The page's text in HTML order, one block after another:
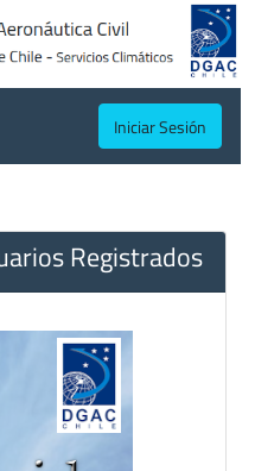
Iniciar Sesión
Registrados